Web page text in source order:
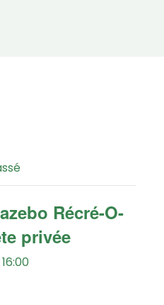
privée
16:00